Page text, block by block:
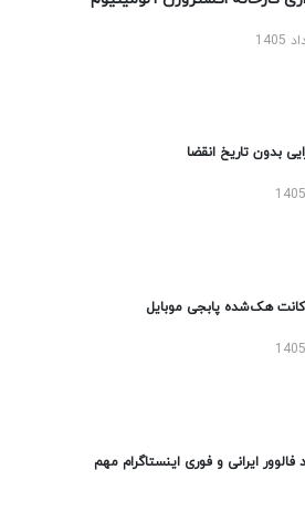
بدون تاریخ انقضا
هک‌شده پابجی موبایل
ایرانی و فوری اینستاگرام مهم